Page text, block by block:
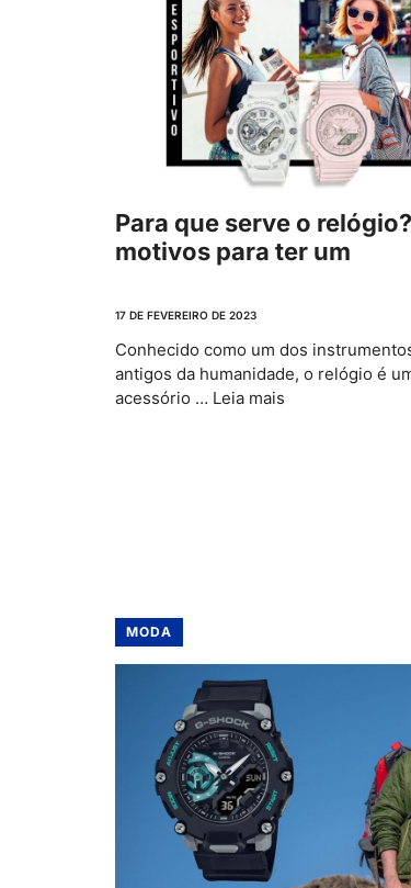
Para que serve o
motivos para ter um
17 DE FEVEREIRO DE 2023
Conhecido como um dos
antigos da humanidade, o relógio é
acessório … Leia mais
MODA